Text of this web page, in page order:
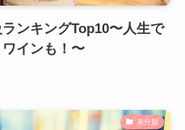
ンキングTop10〜人生で
インも！〜
未分類